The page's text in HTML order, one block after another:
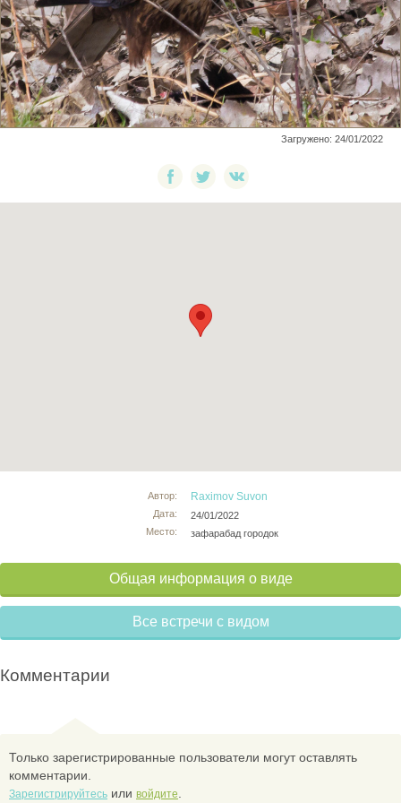
Загружено: 24/01/2022
Автор:
Дата:
Место:
Raximov Suvon
24/01/2022
зафарабад городок
Общая информация о виде
Все встречи с видом
Комментарии
Только зарегистрированные пользователи могут оставлять
комментарии.
Зарегистрируйтесь или войдите